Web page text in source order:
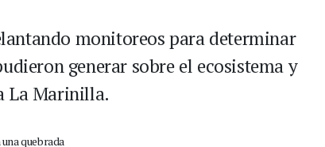
monitoreos para determinar
generar sobre el ecosistema y
La Marinilla.